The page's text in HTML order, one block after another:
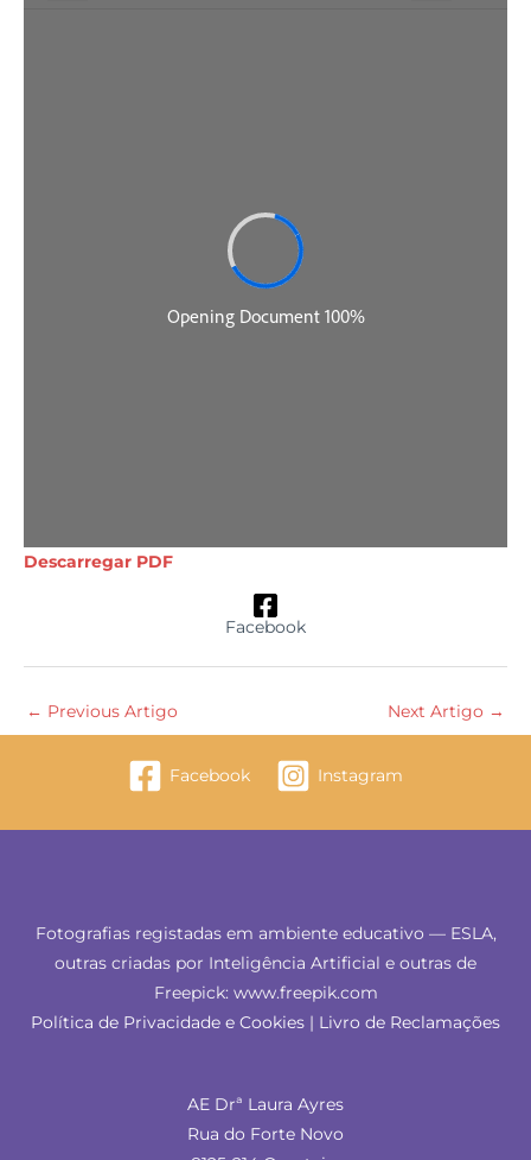
Descarregar PDF
Facebook
← Previous Artigo Next Artigo →
Facebook Instagram
Fotografias registadas em ambiente educativo — ESLA,
outras criadas por Inteligência Artificial e outras de
Freepick: www.freepik.com
Política de Privacidade e Cookies | Livro de Reclamações
AE Drª Laura Ayres
Rua do Forte Novo